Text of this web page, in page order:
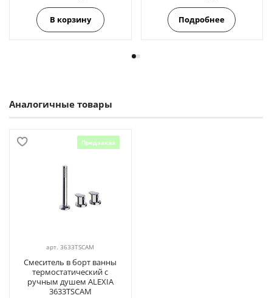
В корзину Подробнее
Аналогичные товары
Предзаказ
арт.3633TSCAM
Смеситель в борт ванны
термостатический с
ручным душем ALEXIA
3633TSCAM